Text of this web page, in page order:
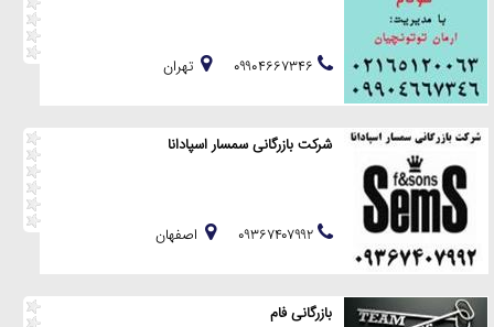
تهران
شرکت بازرگانی سمسار اسپادانا
اصفهان
بازرگانی فام